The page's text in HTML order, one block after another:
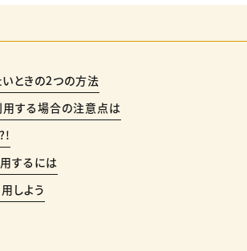
ときの2つの方法
する場合の注意点は
するには
しよう